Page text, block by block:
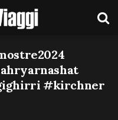
#kirchner